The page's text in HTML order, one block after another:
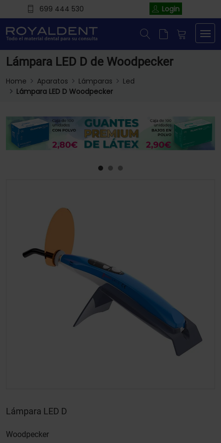
699 444 530 Login
Lámpara LED D de Woodpecker
Home Aparatos Lámparas
Led
Lámpara LED D Woodpecker
Lámpara LED D
Woodpecker